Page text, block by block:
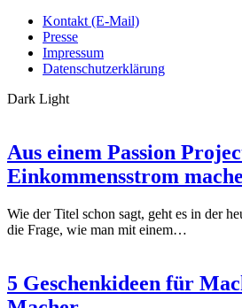
Kontakt (E-Mail)
Presse
Impressum
Datenschutzerklärung
Dark Light
Aus einem Passion
Einkommensstrom
Wie der Titel schon sagt, geht es in der
die Frage, wie man mit einem…
5 Geschenkideen für